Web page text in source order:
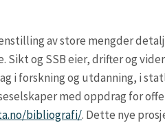
av store mengder
Sikt og SSB eier, drifter og
i forskning og utdanning, i
med oppdrag for
bibliografi/. Dette nye